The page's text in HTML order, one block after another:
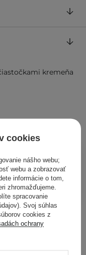
DO KOŠÍKA
kremeňa
cookies
nášho webu;
webu a zobrazovať
informácie o tom,
zhromažďujeme.
spracovanie
Svoj súhlas
cookies z
ochrany